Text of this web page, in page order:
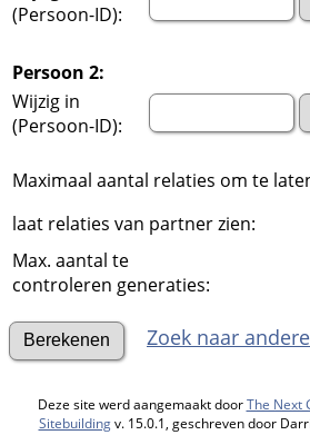
(Persoon-ID):
Persoon 2:
Wijzig in
(Persoon-ID):
Maximaal aantal relaties om te
laat relaties van partner zien:
Max. aantal te
controleren generaties:
Zoek naar
Deze site werd aangemaakt doorThe Next
Sitebuildingv. 15.0.1, geschreven door